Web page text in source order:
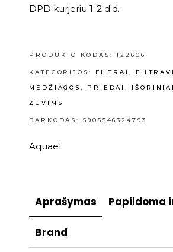
DPD kurjeriu 1-2 d.d.
PRODUKTO KODAS:122606
KATEGORIJOS: FILTRAI,
MEDŽIAGOS, PRIEDAI,
ŽUVIMS
BARKODAS: 5905546324793
Aquael
Aprašymas Papildoma
Brand